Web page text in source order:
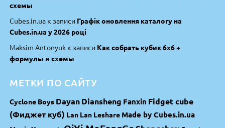
схемы
Cubes.in.ua к записи Графік оновлення каталогу на
Cubes.in.ua у 2026 році
Maksim Antonyuk к записи Как собрать кубик 6х6 +
формулы и схемы
МЕТКИ ПО САЙТУ
Cyclone Boys DayanDiansheng Fanxin Fidget cube
(Фиджет куб) Lan Lan Leshare Made by Cubes.in.ua